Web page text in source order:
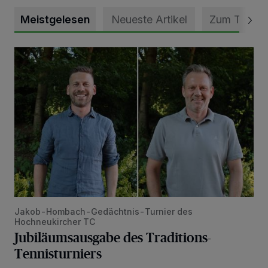
Meistgelesen Neueste Artikel Zum Thema
Jubiläumsausgabe des Traditions-Tennisturniers
Jakob-Hombach-Gedächtnis-Turnier des
Hochneukircher TC
Jubiläumsausgabe des Traditions-
Tennisturniers